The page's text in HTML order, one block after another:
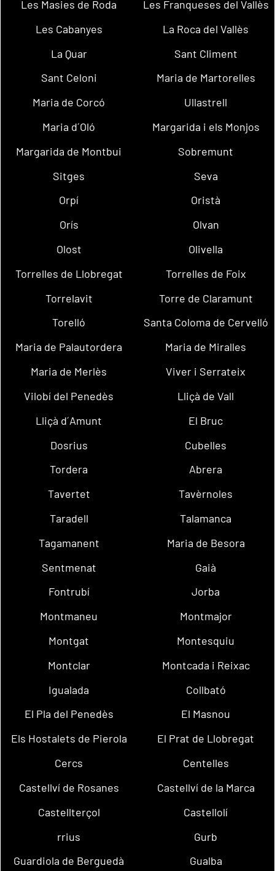
Les Masies de Roda
Les Franqueses del Vallès
Les Cabanyes
La Roca del Vallès
La Quar
Sant Climent
Sant Celoni
Maria de Martorelles
Maria de Corcó
Ullastrell
Maria d´Oló
Margarida i els Monjos
Margarida de Montbui
Sobremunt
Sitges
Seva
Orpí
Oristà
Orís
Olvan
Olost
Olivella
Torrelles de Llobregat
Torrelles de Foix
Torrelavit
Torre de Claramunt
Torelló
Santa Coloma de Cervelló
Maria de Palautordera
Maria de Miralles
Maria de Merlès
Viver i Serrateix
Vilobí del Penedès
Lliçà de Vall
Lliçà d´Amunt
El Bruc
Dosrius
Cubelles
Tordera
Abrera
Tavertet
Tavèrnoles
Taradell
Talamanca
Tagamanent
Maria de Besora
Sentmenat
Gaià
Fontrubí
Jorba
Montmaneu
Montmajor
Montgat
Montesquiu
Montclar
Montcada i Reixac
Igualada
Collbató
El Pla del Penedès
El Masnou
Els Hostalets de Pierola
El Prat de Llobregat
Cercs
Centelles
Castellví de Rosanes
Castellví de la Marca
Castellterçol
Castellolí
rrius
Gurb
Guardiola de Berguedà
Gualba